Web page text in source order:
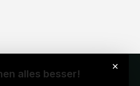
×
alles besser!